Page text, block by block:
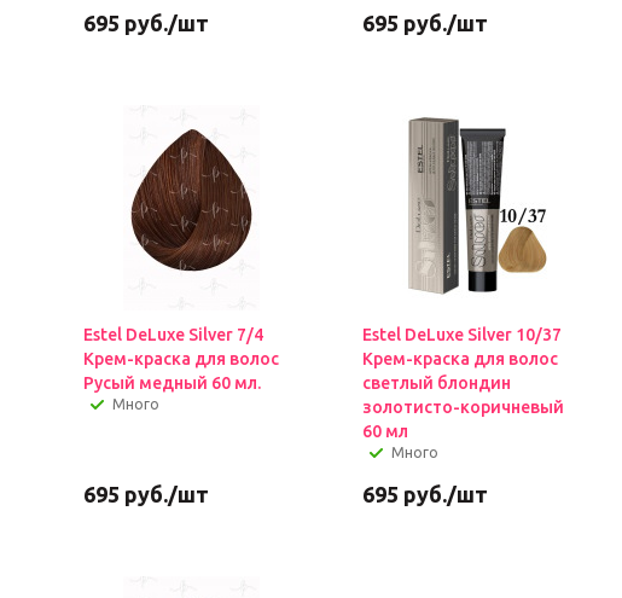
695 руб./шт 695 руб./шт
Estel DeLuxe Silver 7/4
Крем-краска для волос
Русый медный 60 мл.
Много
695 руб./шт
Estel DeLuxe Silver 10/37
Крем-краска для волос
светлый блондин
золотисто-коричневый
60 мл
Много
695 руб./шт